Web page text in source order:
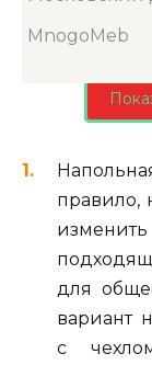
MnogoMeb
правило,
для
вариант
с